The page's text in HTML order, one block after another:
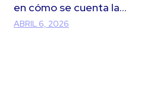
en cómo se cuenta la…
ABRIL 6, 2026